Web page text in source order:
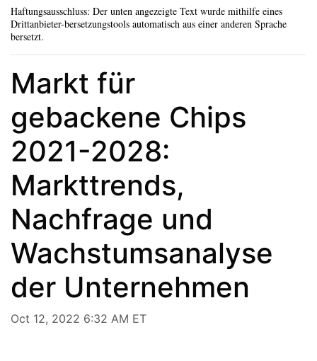
Haftungsausschluss: Der unten angezeigte Text wurde mithilfe eines
Drittanbieter-bersetzungstools automatisch aus einer anderen Sprache
bersetzt.
Markt für
gebackene Chips
2021-2028:
Markttrends,
Nachfrage und
Wachstumsanalyse
der Unternehmen
Oct 12, 2022 6:32 AM ET